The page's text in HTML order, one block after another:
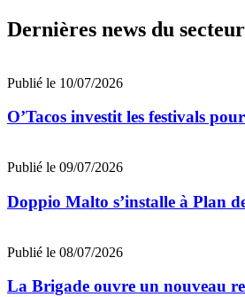
Dernières news du secteur
Publié le 10/07/2026
O’Tacos investit les festivals
Publié le 09/07/2026
Doppio Malto s’installe à Plan
Publié le 08/07/2026
La Brigade ouvre un nouveau